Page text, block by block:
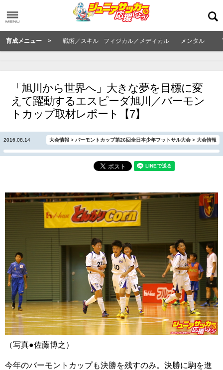
育成メニュー > 戦術／スキル フィジカル／メディカル メンタル
「旭川から世界へ」大きな夢を目標に変
えて躍動するエスピーダ旭川／バーモン
トカップ取材レポート【7】
2016.08.14 大会情報 > バーモントカップ第26回全日本少年フットサル大会 > 大会情報
（写真●佐藤博之）
今年のバーモントカップも決勝を残すのみ。決勝に駒を進